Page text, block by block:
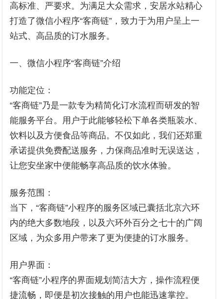
高标准、严要求。为满足大众需求，安居水站精心
打造了微信小程序“客商链”，致力于为用户呈上一
站式、高品质的订水服务。
一、微信小程序“客商链”介绍
功能定位：
“客商链”乃是一款专为精简化订水流程而研发的智
能服务平台。用户于此能够轻松下单各类瓶装水、
饮料以及方便食品等商品。不仅如此，我们还郑重
承诺提供免费配送服务，力保商品准时无误送达，
让您安坐家中便能畅享高品质的饮水体验。
服务范围：
当下，“客商链”小程序的服务区域已囊括北京六环
内的绝大多数地段，以及六环外百分之七十的广阔
区域，为众多用户带来了更为便捷的订水服务。
用户界面：
“客商链”小程序的界面规划简洁大方，操作流程便
捷流畅，即便是初次接触的用户也能迅速掌控。